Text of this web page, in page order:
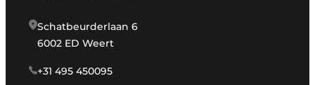
Schatbeurderlaan 6
6002 ED Weert
+31 495 450095